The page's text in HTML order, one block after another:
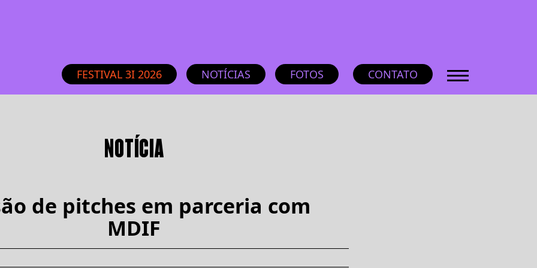
FESTIVAL 3I 2026 NOTÍCIAS FOTOS CONTATO
NOTÍCIA
de pitches em parceria com
MDIF